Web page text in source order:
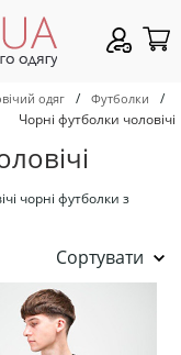
одяг / Футболки
/
Чорні футболки чоловічі
чорні футболки з
Сортувати